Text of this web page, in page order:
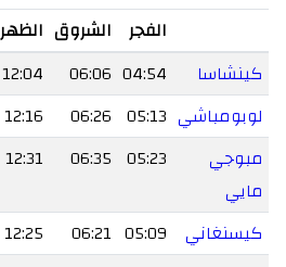
الفجر الشروق الظهر
كينشاسا
04:54
06:06
12:04
لوبومباشي 05:13
06:26
12:16
مبوجي
مايي
05:23
06:35
12:31
كيسنغاني 05:09
06:21
12:25